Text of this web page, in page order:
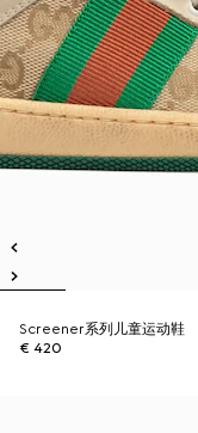
Screener系列儿童运动鞋
€ 420